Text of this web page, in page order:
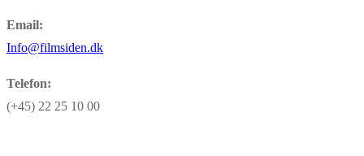
Email:
Info@filmsiden.dk
Telefon:
(+45) 22 25 10 00